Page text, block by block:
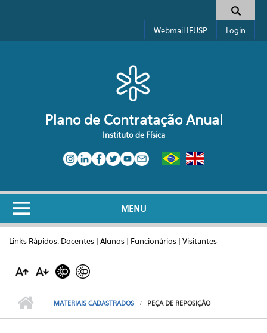
Formulário de busca
Webmail IFUSP Login
Plano de Contratação Anual
Instituto de Física
MENU
Links Rápidos: Docentes | Alunos | Funcionários | Visitantes
MATERIAIS CADASTRADOS PEÇA DE REPOSIÇÃO